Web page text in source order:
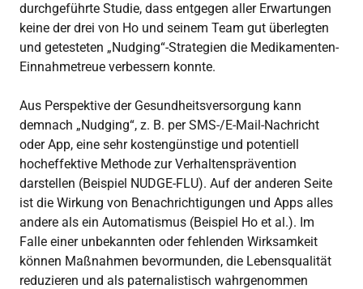
durchgeführte Studie, dass entgegen aller Erwartungen
keine der drei von Ho und seinem Team gut überlegten
und getesteten „Nudging“-Strategien die Medikamenten-
Einnahmetreue verbessern konnte.
Aus Perspektive der Gesundheitsversorgung kann
demnach „Nudging“, z. B. per SMS-/E-Mail-Nachricht
oder App, eine sehr kostengünstige und potentiell
hocheffektive Methode zur Verhaltensprävention
darstellen (Beispiel NUDGE-FLU). Auf der anderen Seite
ist die Wirkung von Benachrichtigungen und Apps alles
andere als ein Automatismus (Beispiel Ho et al.). Im
Falle einer unbekannten oder fehlenden Wirksamkeit
können Maßnahmen bevormunden, die Lebensqualität
reduzieren und als paternalistisch wahrgenommen